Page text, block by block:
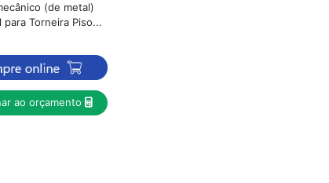
(de metal)
para Torneira Piso...
ao orçamento